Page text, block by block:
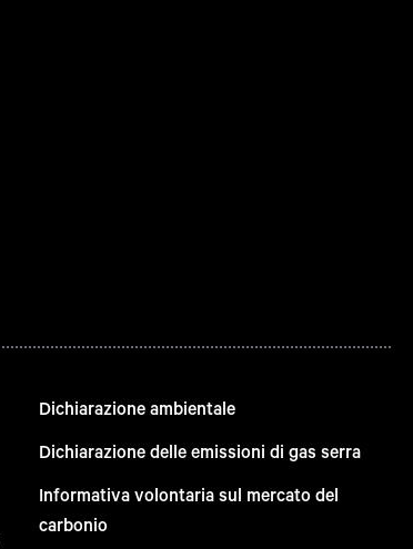
Dichiarazione ambientale
Dichiarazione delle emissioni di gas serra
Informativa volontaria sul mercato del
carbonio